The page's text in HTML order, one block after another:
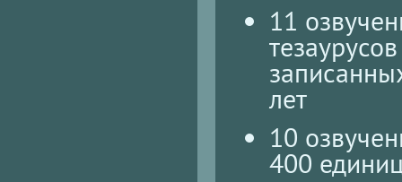
11
лет
10
400